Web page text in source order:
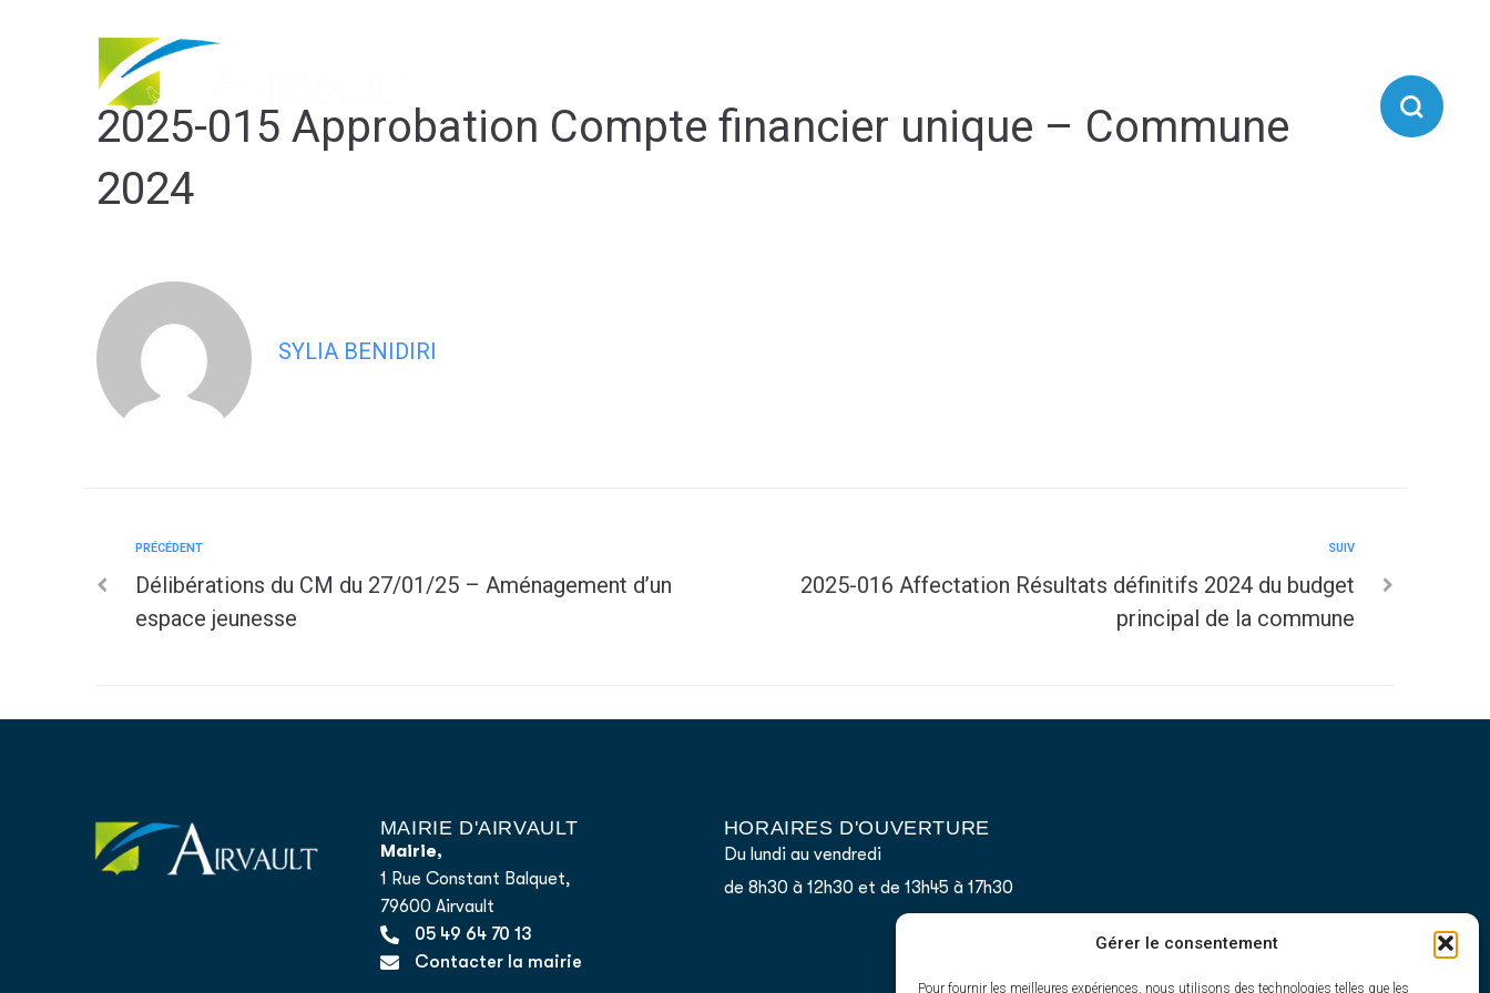
Gérer le consentement
Pour fournir les meilleures expériences, nous utilisons des technologies telles que les
2025-015 Approbation Compte financier unique – Commune
2024
SYLIA BENIDIRI
PRÉCÉDENT
Délibérations du CM du 27/01/25 – Aménagement d’un
espace jeunesse
SUIV
2025-016 Affectation Résultats définitifs 2024 du budget
principal de la commune
MAIRIE D'AIRVAULT
Mairie,
1 Rue Constant Balquet,
79600 Airvault
05 49 64 70 13
Contacter la mairie
HORAIRES D'OUVERTURE
Du lundi au vendredi
de 8h30 à 12h30 et de 13h45 à 17h30